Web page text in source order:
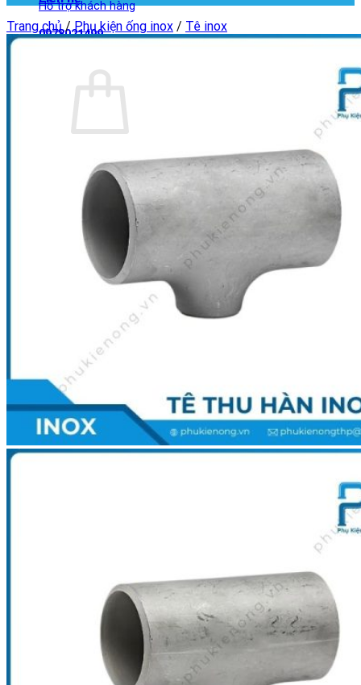
Hỗ trợ khách hàng
0978021499
Chưa có sản phẩm trong giỏ hàng.
Quay trở lại cửa hàng
Trang chủ / Phụ kiện ống inox / Tê inox